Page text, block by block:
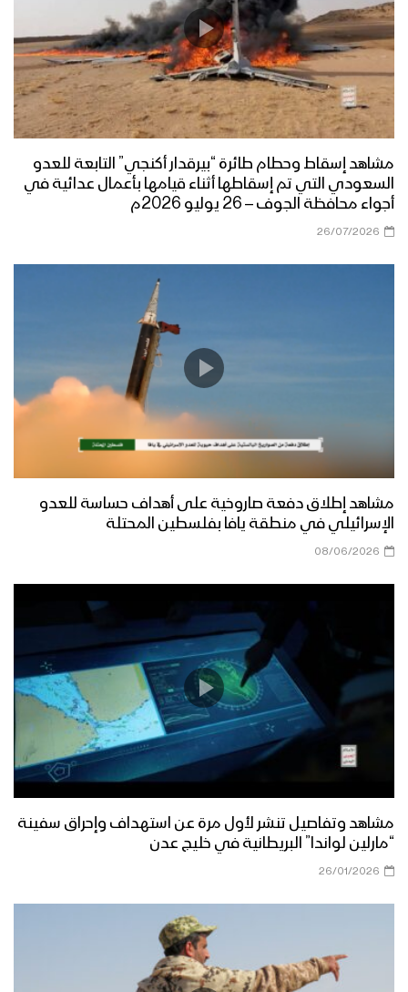
مشاهد إسقاط وحطام طائرة “بيرقدار أكنجي” التابعة للعدو
السعودي التي تم إسقاطها أثناء قيامها بأعمال عدائية في
أجواء محافظة الجوف – 26 يوليو 2026م
26/07/2026
مشاهد إطلاق دفعة صاروخية على أهداف حساسة للعدو
الإسرائيلي في منطقة يافا بفلسطين المحتلة
08/06/2026
مشاهد وتفاصيل تنشر لأول مرة عن استهداف وإحراق سفينة
“مارلين لواندا” البريطانية في خليج عدن
26/01/2026